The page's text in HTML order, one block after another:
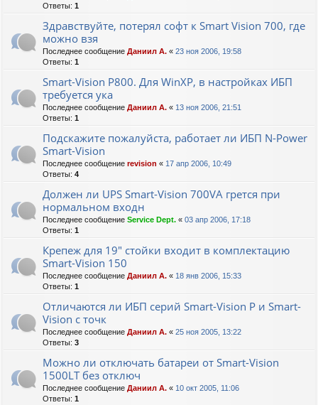
Ответы: 1
Здравствуйте, потерял софт к Smart Vision 700, где
можно взя
Последнее сообщение Даниил А. « 23 ноя 2006, 19:58
Ответы: 1
Smart-Vision P800. Для WinXP, в настройках ИБП
требуется ука
Последнее сообщение Даниил А. « 13 ноя 2006, 21:51
Ответы: 1
Подскажите пожалуйста, работает ли ИБП N-Power
Smart-Vision
Последнее сообщение revision « 17 апр 2006, 10:49
Ответы: 4
Должен ли UPS Smart-Vision 700VA грется при
нормальном входн
Последнее сообщение Service Dept. « 03 апр 2006, 17:18
Ответы: 1
Крепеж для 19" стойки входит в комплектацию
Smart-Vision 150
Последнее сообщение Даниил А. « 18 янв 2006, 15:33
Ответы: 1
Отличаются ли ИБП серий Smart-Vision Р и Smart-
Vision с точк
Последнее сообщение Даниил А. « 25 ноя 2005, 13:22
Ответы: 3
Можно ли отключать батареи от Smart-Vision
1500LT без отключ
Последнее сообщение Даниил А. « 10 окт 2005, 11:06
Ответы: 1